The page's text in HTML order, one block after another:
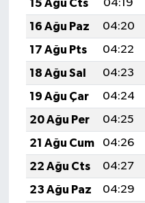
15 Ağu Cts
04:19
16 Ağu Paz
04:20
17 Ağu Pts
04:22
18 Ağu Sal
04:23
19 Ağu Çar
04:24
20 Ağu Per
04:25
21 Ağu Cum
04:26
22 Ağu Cts
04:27
23 Ağu Paz
04:29